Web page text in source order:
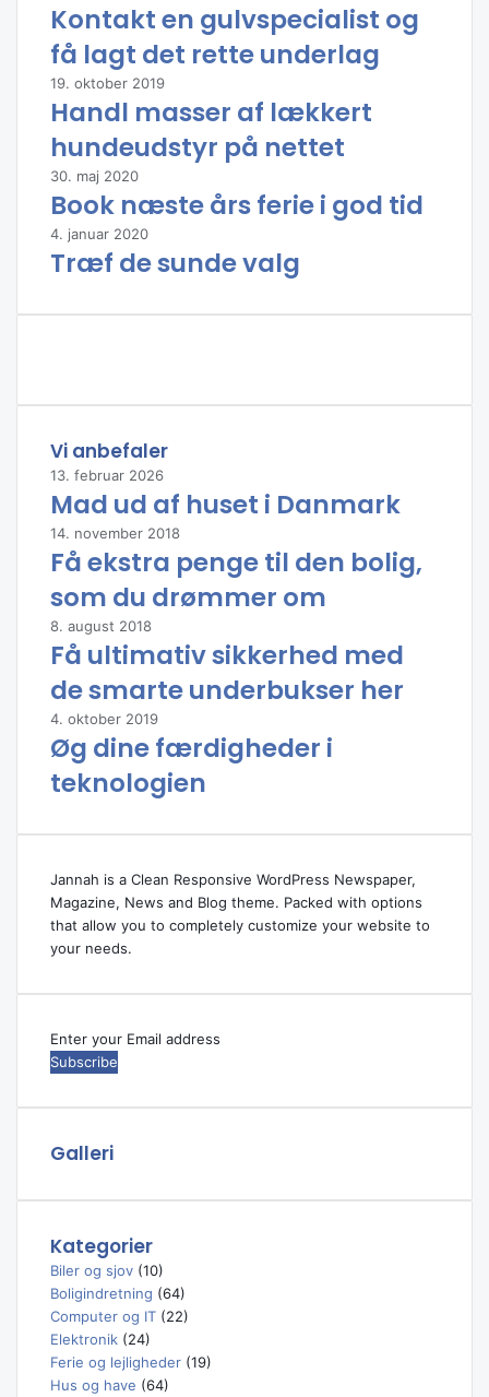
h
e
p
r
n
Kontakt en gulvspecialist og
få lagt det rette underlag
19. oktober 2019
Handl masser af lækkert
hundeudstyr på nettet
30. maj 2020
Book næste års ferie i god tid
4. januar 2020
Træf de sunde valg
Vi anbefaler
13. februar 2026
Mad ud af huset i Danmark
14. november 2018
Få ekstra penge til den bolig,
som du drømmer om
8. august 2018
Få ultimativ sikkerhed med
de smarte underbukser her
4. oktober 2019
Øg dine færdigheder i
teknologien
Jannah is a Clean Responsive WordPress Newspaper,
Magazine, News and Blog theme. Packed with options
that allow you to completely customize your website to
your needs.
Enter
your
address
Galleri
Kategorier
Biler og sjov (10)
Boligindretning (64)
Computer og IT (22)
Elektronik (24)
Ferie og lejligheder (19)
Hus og have (64)